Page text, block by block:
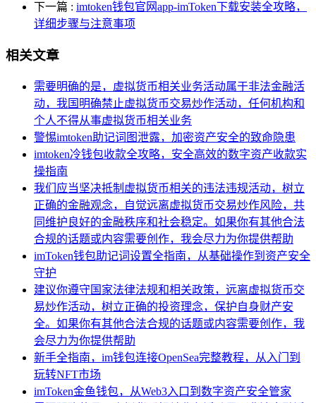
下一篇 : imtoken钱包官网app-imToken下载安装全攻略，
详细步骤与注意事项
相关文章
需要明确的是，虚拟货币相关业务活动属于非法金融活
动，我国明确禁止虚拟货币交易炒作活动，任何机构和
个人不得从事虚拟货币相关业务
警惕imtoken助记词图泄露，加密资产安全的致命隐患
imtoken冷钱包收款全攻略，安全高效的数字资产收款实
操指南
我们应当坚决抵制虚拟货币相关的违法违规活动，树立
正确的金融观念，自觉远离虚拟货币交易炒作风险，共
同维护良好的金融秩序和社会稳定。如果你有其他合法
合规的话题或内容需要创作，我会尽力为你提供帮助
imToken钱包助记词设置全指南，从基础操作到资产安全
守护
建议你遵守国家法律法规和相关政策，远离虚拟货币交
易炒作活动，树立正确的投资理念，保护自身财产安
全。如果你有其他合法合规的话题或内容需要创作，我
会尽力为你提供帮助
新手全指南，im钱包连接OpenSea完整教程，从入门到
玩转NFT市场
imToken金鱼钱包，从Web3入口到数字资产安全管家